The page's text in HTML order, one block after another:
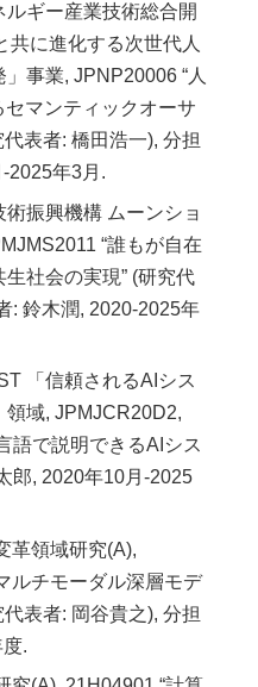
ギー産業技術総合開
共に進化する次世代人
事業, JPNP20006 “人
マンティックオーサ
表者: 橋田浩一), 分担
2025年3月.
振興機構 ムーンショ
“誰もが自在
社会の実現” (研究代
: 鈴木潤, 2020-2025年
「信頼されるAIシス
領域, JPMJCR20D2,
語で説明できるAIシス
郎, 2020年10月-2025
革領域研究(A),
ルチモーダル深層モデ
表者: 岡谷貴之), 分担
.